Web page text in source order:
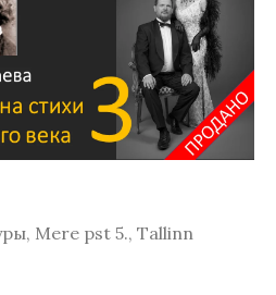
Mere pst 5., Tallinn